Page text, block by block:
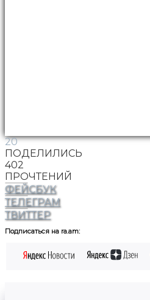
20
ПОДЕЛИЛИСЬ
402
ПРОЧТЕНИЙ
ФЕЙСБУК
ТЕЛЕГРАМ
ТВИТТЕР
Подписаться на ra.am: